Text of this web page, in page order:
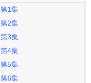
第1集
第2集
第3集
第4集
第5集
第6集